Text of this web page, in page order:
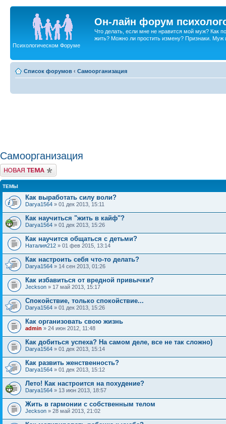
Он-лайн форум
Что делать, если мне не нравится мой муж? Как
жить? Можно ли простить измену? Признаки. Муж
Психологическом Форуме
Список форумов ‹ Самоорганизация
Самоорганизация
Новая тема
ТЕМЫ
Как выработать силу воли?
Darya1564 » 01 дек 2013, 15:11
Как научиться "жить в кайф"?
Darya1564 » 01 дек 2013, 15:26
Как научится общаться с детьми?
Наталия212 » 01 фев 2015, 13:14
Как настроить себя что-то делать?
Darya1564 » 14 сен 2013, 01:26
Как избавиться от вредной привычки?
Jeckson » 17 май 2013, 15:17
Спокойствие, только спокойствие...
Darya1564 » 01 дек 2013, 15:26
Как организовать свою жизнь
admin » 24 июн 2012, 11:48
Как добиться успеха? На самом деле, все не так сложно)
Darya1564 » 01 дек 2013, 15:14
Как развить женственность?
Darya1564 » 01 дек 2013, 15:12
Лето! Как настроится на похудение?
Darya1564 » 13 июн 2013, 18:57
Жить в гармонии с собственным телом
Jeckson » 28 май 2013, 21:02